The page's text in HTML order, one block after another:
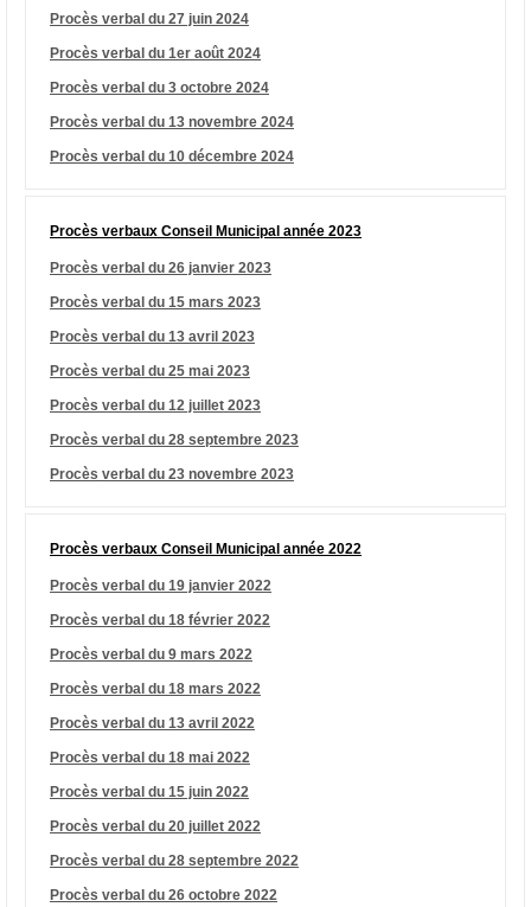
Procès verbal du 27 juin 2024
Procès verbal du 1er août 2024
Procès verbal du 3 octobre 2024
Procès verbal du 13 novembre 2024
Procès verbal du 10 décembre 2024
Procès verbaux Conseil Municipal année 2023
Procès verbal du 26 janvier 2023
Procès verbal du 15 mars 2023
Procès verbal du 13 avril 2023
Procès verbal du 25 mai 2023
Procès verbal du 12 juillet 2023
Procès verbal du 28 septembre 2023
Procès verbal du 23 novembre 2023
Procès verbaux Conseil Municipal année 2022
Procès verbal du 19 janvier 2022
Procès verbal du 18 février 2022
Procès verbal du 9 mars 2022
Procès verbal du 18 mars 2022
Procès verbal du 13 avril 2022
Procès verbal du 18 mai 2022
Procès verbal du 15 juin 2022
Procès verbal du 20 juillet 2022
Procès verbal du 28 septembre 2022
Procès verbal du 26 octobre 2022